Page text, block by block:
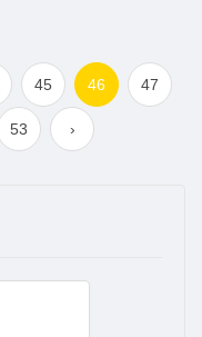
45 46 47
53 ›